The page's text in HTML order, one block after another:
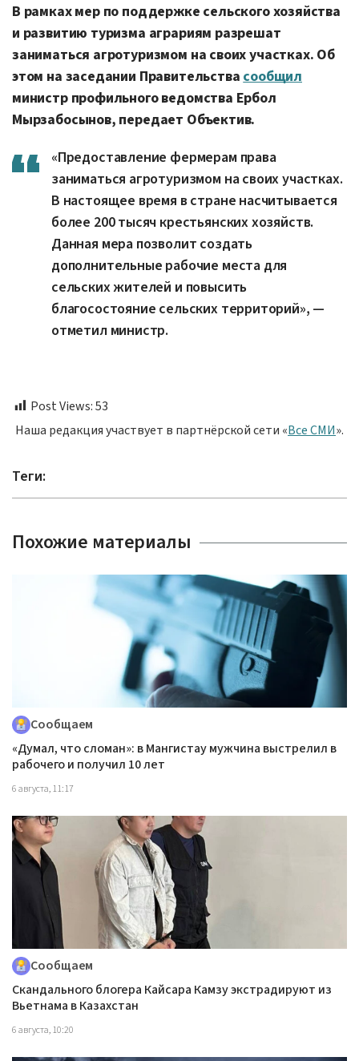
В рамках мер по поддержке сельского хозяйства
и развитию туризма аграриям разрешат
заниматься агротуризмом на своих участках. Об
этом на заседании Правительства сообщил
министр профильного ведомства Ербол
Мырзабосынов, передает Объектив.
«Предоставление фермерам права
заниматься агротуризмом на своих участках.
В настоящее время в стране насчитывается
более 200 тысяч крестьянских хозяйств.
Данная мера позволит создать
дополнительные рабочие места для
сельских жителей и повысить
благосостояние сельских территорий», —
отметил министр.
Post Views:53
Наша редакция участвует в партнёрской сети «Все СМИ».
Теги:
Похожие материалы
Сообщаем
«Думал, что сломан»: в Мангистау мужчина выстрелил в
рабочего и получил 10 лет
6 августа, 11:17
Сообщаем
Скандального блогера Кайсара Камзу экстрадируют из
Вьетнама в Казахстан
6 августа, 10:20